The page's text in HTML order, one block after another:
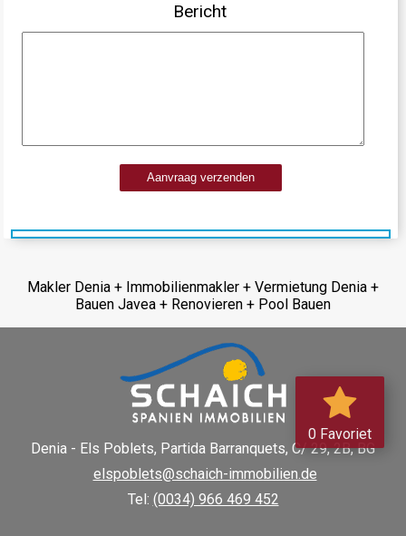
Bericht
Aanvraag verzenden
Makler Denia + Immobilienmakler + Vermietung Denia +
Bauen Javea + Renovieren + Pool Bauen
0 Favoriet
Denia - Els Poblets, Partida Barranquets, C/ 29, 2B, BG
elspoblets@schaich-immobilien.de
Tel: (0034) 966 469 452